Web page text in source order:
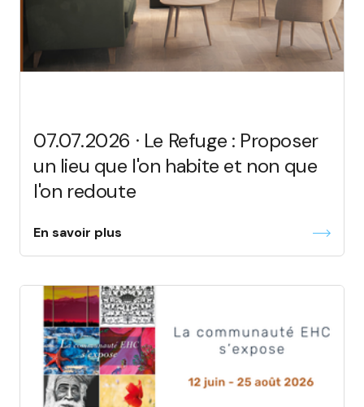
07.07.2026 · Le Refuge : Proposer
un lieu que l'on habite et non que
l'on redoute
En savoir plus